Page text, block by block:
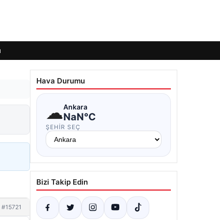
#15721
Hava Durumu
☁Ankara
NaN°C
ŞEHIR SEÇ
Bizi Takip Edin